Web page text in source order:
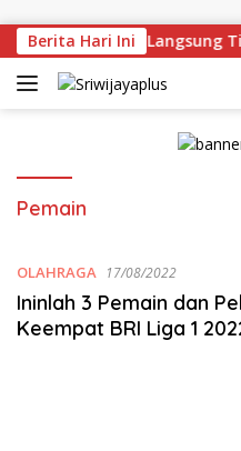
Berita Hari Ini
Deru Tinjau Langsung
Pemain
OLAHRAGA 17/08/2022
Ininlah 3 Pemain dan
Keempat BRI Liga 1